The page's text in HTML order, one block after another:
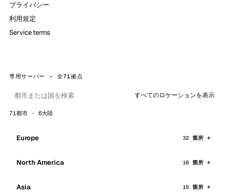
プライバシー
利用規定
Service terms
専用サーバー - 全71拠点
すべてのロケーションを表示
71都市 · 6大陸
Europe 32 箇所
North America 16 箇所
Asia 15 箇所